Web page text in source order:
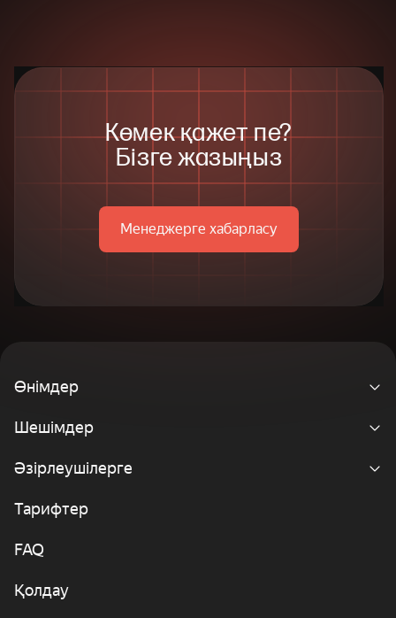
Көмек қажет пе?
Бізге жазыңыз
Менеджерге хабарласу
Өнімдер
Шешімдер
Әзірлеушілерге
Тарифтер
FAQ
Қолдау